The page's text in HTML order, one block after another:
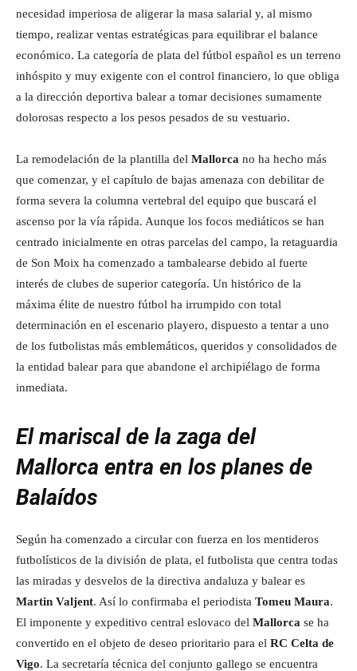
necesidad imperiosa de aligerar la masa salarial y, al mismo
tiempo, realizar ventas estratégicas para equilibrar el balance
económico. La categoría de plata del fútbol español es un terreno
inhóspito y muy exigente con el control financiero, lo que obliga
a la dirección deportiva balear a tomar decisiones sumamente
dolorosas respecto a los pesos pesados de su vestuario.
La remodelación de la plantilla del Mallorca no ha hecho más
que comenzar, y el capítulo de bajas amenaza con debilitar de
forma severa la columna vertebral del equipo que buscará el
ascenso por la vía rápida. Aunque los focos mediáticos se han
centrado inicialmente en otras parcelas del campo, la retaguardia
de Son Moix ha comenzado a tambalearse debido al fuerte
interés de clubes de superior categoría. Un histórico de la
máxima élite de nuestro fútbol ha irrumpido con total
determinación en el escenario playero, dispuesto a tentar a uno
de los futbolistas más emblemáticos, queridos y consolidados de
la entidad balear para que abandone el archipiélago de forma
inmediata.
El mariscal de la zaga del
Mallorca entra en los planes de
Balaídos
Según ha comenzado a circular con fuerza en los mentideros
futbolísticos de la división de plata, el futbolista que centra todas
las miradas y desvelos de la directiva andaluza y balear es
Martin Valjent. Así lo confirmaba el periodista Tomeu Maura.
El imponente y expeditivo central eslovaco del Mallorca se ha
convertido en el objeto de deseo prioritario para el RC Celta de
Vigo. La secretaría técnica del conjunto gallego se encuentra